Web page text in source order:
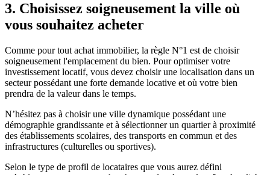
3. Choisissez soigneusement la ville où
vous souhaitez acheter
Comme pour tout achat immobilier, la règle N°1 est de choisir
soigneusement l'emplacement du bien. Pour optimiser votre
investissement locatif, vous devez choisir une localisation dans un
secteur possédant une forte demande locative et où votre bien
prendra de la valeur dans le temps.
N’hésitez pas à choisir une ville dynamique possédant une
démographie grandissante et à sélectionner un quartier à proximité
des établissements scolaires, des transports en commun et des
infrastructures (culturelles ou sportives).
Selon le type de profil de locataires que vous aurez défini